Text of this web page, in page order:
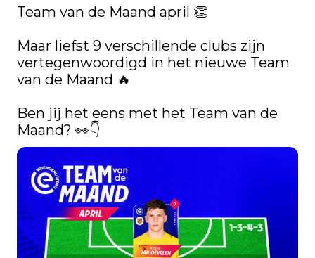
Team van de Maand april 👏
Maar liefst 9 verschillende clubs zijn
vertegenwoordigd in het nieuwe Team
van de Maand 🔥
Ben jij het eens met het Team van de
Maand? 👀👇